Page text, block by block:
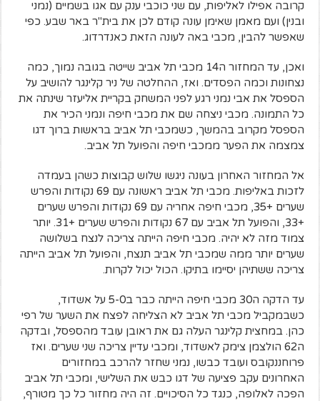
קרובה אפילו לאליפות, עם שני כוכבי ענק עם אגו בשמיים (נמני
ובנין) ועם מאמן שאימן עונה קודם לכן את בית"ר באר שבע. כפי
שאפשר להבין, מכבי באה לעונה הזאת כאנדרדוג.
ואכן, עד המחזור ה14 מכבי תל אביב שייטה בגובה נמוך, כמה
נצחונות וכמה הפסדים. ואז, ההחלטה של ניר קלינגר להושיב על
הספסל את אבי נמני רגע לפני המשחק בקריית אליעזר שינתה את
כל התמונה. מכבי ניצחה שם את מכבי חיפה ונמני הכיר את
הספסל מקרוב בהמשך, כשמכבי תל אביב בראשות ברוך דגו
צמצמה את הפער ממכבי חיפה והפועל תל אביב.
אל המחזור האחרון בעונה ניגשו שלוש קבוצות כשהן בעמדה
לזכות באליפות. מכבי תל אביב ראשונה עם 69 נקודות והפרש
שערים +35, מכבי חיפה אחריה עם 69 נקודות והפרש שערים
+33, והפועל תל אביב עם 67 נקודות והפרש שערים +31. יותר
צמוד מזה לא יהיה. מכבי חיפה הייתה צריכה לנצח בשלושה
שערים יותר ממה שמכבי תל אביב תנצח, והפועל תל אביב הייתה
צריכה ששתיהן יסיימו בתיקו. הכול יכול לקרות.
עד הדקה ה30 מכבי חיפה הייתה כבר ב5-0 על אשדוד,
כשבמקביל מכבי תל אביב לא הצליחה לפצח את השער של רפי
כהן. במחצית קלינגר העלה גם את ראובן עובד מהספסל, ובדקה
ה62 הולצמן צימק לאשדוד, ומכבי עדיין צריכה שני שערים. ואז
פרוחננקובס ועובד כבשו, נמני שחזר להרכב במחזורים
האחרונים עקב פציעה של דגו כבש את השלישי, ומכבי תל אביב
הפכה לאלופה, כנגד כל הסיכויים. זה היה מחזור כל כך מטורף,